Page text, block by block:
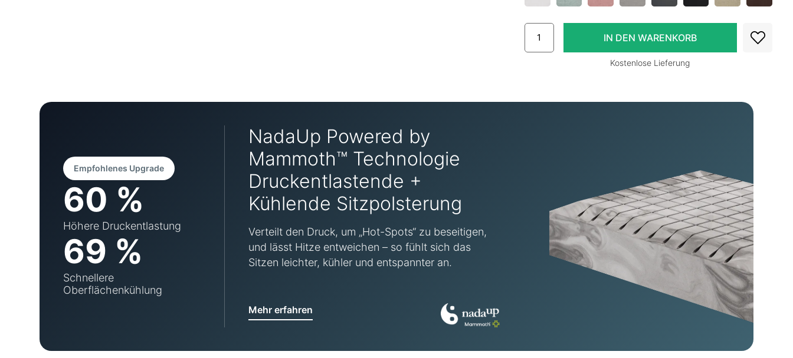
Kostenlose Lieferung
Empfohlenes Upgrade
60 %
Höhere Druckentlastung
69 %
Schnellere
Oberflächenkühlung
NadaUp Powered by
Mammoth™ Technologie
Druckentlastende +
Kühlende Sitzpolsterung
Verteilt den Druck, um „Hot-Spots“ zu beseitigen,
und lässt Hitze entweichen – so fühlt sich das
Sitzen leichter, kühler und entspannter an.
Mehr erfahren